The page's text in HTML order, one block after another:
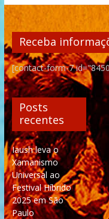
Receba
[contact-form-7
Posts
recentes
Iaush leva o
Xamanismo
Universal ao
Festival Híbrido
2025 em São
Paulo